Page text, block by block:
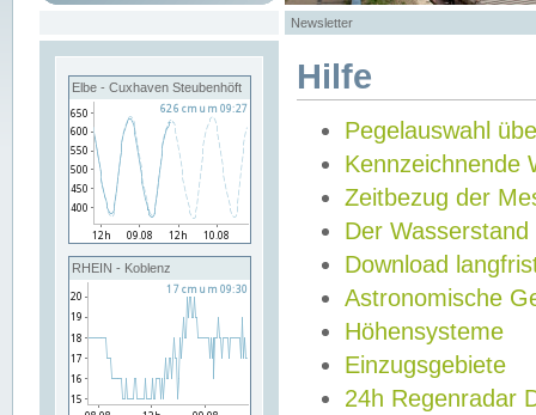
Newsletter
Elbe - Cuxhaven Steubenhöft
RHEIN - Koblenz
Hilfe
Pegelauswahl
Kennzeichnende
Zeitbezug der
Der Wasserstand
Download
Astronomische
Höhensysteme
Einzugsgebiete
24h Regenradar